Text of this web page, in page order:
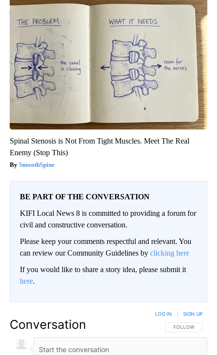
Spinal Stenosis is Not From Tight Muscles. Meet The Real
Enemy (Stop This)
SmoothSpine
BE PART OF THE CONVERSATION
KIFI Local News 8 is committed to providing a forum for
civil and constructive conversation.
Please keep your comments respectful and relevant. You
can review our Community Guidelines by clicking here
If you would like to share a story idea, please submit it
here.
Conversation FOLLOW THIS
FOLLOW
LOG IN SIGN UP